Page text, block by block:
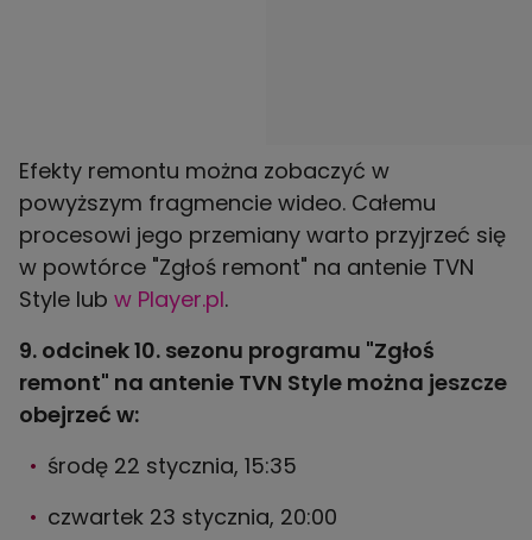
Efekty remontu można zobaczyć w
powyższym fragmencie wideo. Całemu
procesowi jego przemiany warto przyjrzeć się
w powtórce "Zgłoś remont" na antenie TVN
Style lub w Player.pl.
9. odcinek 10. sezonu programu "Zgłoś
remont" na antenie TVN Style można jeszcze
obejrzeć w:
środę 22 stycznia, 15:35
czwartek 23 stycznia, 20:00